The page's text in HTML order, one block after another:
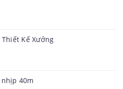
Kế Xưởng
40m